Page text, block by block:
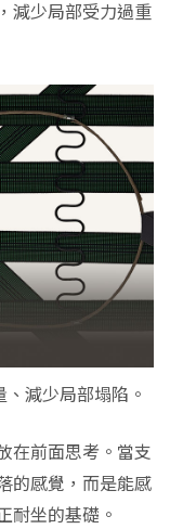
減少局部受力過重
減少局部塌陷。
在前面思考。當支
的感覺，而是能感
耐坐的基礎。